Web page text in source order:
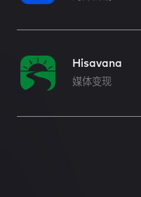
Hisavana
媒体变现